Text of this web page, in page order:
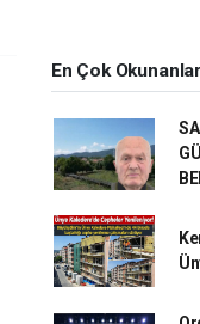
En Çok Okunanlar